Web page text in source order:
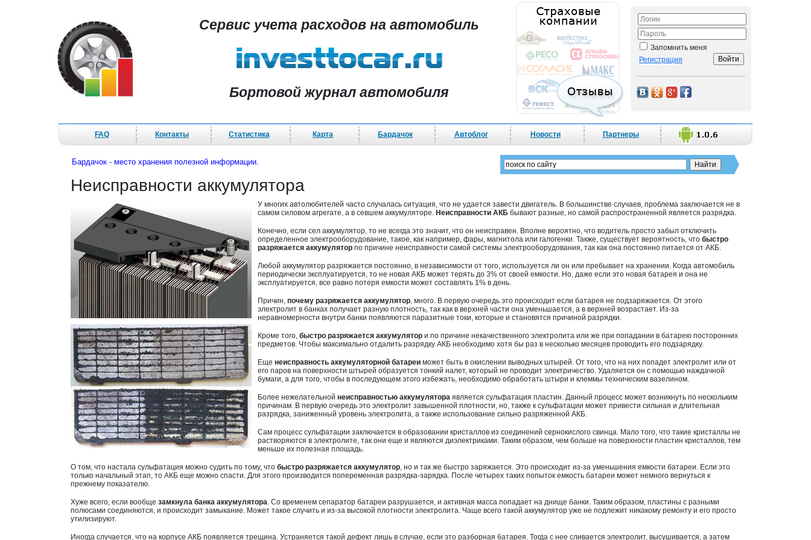
Сервис учета расходов на автомобиль
Бортовой журнал автомобиля
Запомнить меня
Регистрация
FAQ Контакты Статистика Карта Бардачок Автоблог Новости Партнеры
Бардачок - место хранения полезной информации.
Неисправности аккумулятора
У многих автолюбителей часто случалась ситуация, что не удается завести двигатель. В большинстве случаев, проблема заключается не в
самом силовом агрегате, а в севшем аккумуляторе. Неисправности АКБ бывают разные, но самой распространенной является разрядка.
Конечно, если сел аккумулятор, то не всегда это значит, что он неисправен. Вполне вероятно, что водитель просто забыл отключить
определенное электрооборудование, такое, как например, фары, магнитола или галогенки. Также, существует вероятность, что быстро
разряжается аккумулятор по причине неисправности самой системы электрооборудования, так как она постоянно питается от АКБ.
Любой аккумулятор разряжается постоянно, в независимости от того, используется ли он или пребывает на хранении. Когда автомобиль
периодически эксплуатируется, то не новая АКБ может терять до 3% от своей емкости. Но, даже если это новая батарея и она не
эксплуатируется, все равно потеря емкости может составлять 1% в день.
Причин, почему разряжается аккумулятор, много. В первую очередь это происходит если батарея не подзаряжается. От этого
электролит в банках получает разную плотность, так как в верхней части она уменьшается, а в верхней возрастает. Из-за
неравномерности внутри банки появляются паразитные токи, которые и становятся причиной разрядки.
Кроме того, быстро разряжается аккумулятор и по причине некачественного электролита или же при попадании в батарею посторонних
предметов. Чтобы максимально отдалить разрядку АКБ необходимо хотя бы раз в несколько месяцев проводить его подзарядку.
Еще неисправность аккумуляторной батареи может быть в окислении выводных штырей. От того, что на них попадет электролит или от
его паров на поверхности штырей образуется тонкий налет, который не проводит электричество. Удаляется он с помощью наждачной
бумаги, а для того, чтобы в последующем этого избежать, необходимо обработать штыри и клеммы техническим вазелином.
Более нежелательной неисправностью аккумулятора является сульфатация пластин. Данный процесс может возникнуть по нескольким
причинам. В первую очередь это электролит завышенной плотности, но, также к сульфатации может привести сильная и длительная
разрядка, заниженный уровень электролита, а также использование сильно разряженной АКБ.
Сам процесс сульфатации заключается в образовании кристаллов из соединений сернокислого свинца. Мало того, что такие кристаллы не
растворяются в электролите, так они еще и являются диэлектриками. Таким образом, чем больше на поверхности пластин кристаллов, тем
меньше их полезная площадь.
О том, что настала сульфатация можно судить по тому, что быстро разряжается аккумулятор, но и так же быстро заряжается. Это происходит из-за уменьшения емкости батареи. Если это
только начальный этап, то АКБ еще можно спасти. Для этого производится попеременная разрядка-зарядка. После четырех таких попыток емкость батареи может немного вернуться к
прежнему показателю.
Хуже всего, если вообще замкнула банка аккумулятора. Со временем сепаратор батареи разрушается, и активная масса попадает на днище банки. Таким образом, пластины с разными
полюсами соединяются, и происходит замыкание. Может такое случить и из-за высокой плотности электролита. Чаще всего такой аккумулятор уже не подлежит никакому ремонту и его просто
утилизируют.
Иногда случается, что на корпусе АКБ появляется трещина. Устраняется такой дефект лишь в случае, если это разборная батарея. Тогда с нее сливается электролит, высушивается, а затем